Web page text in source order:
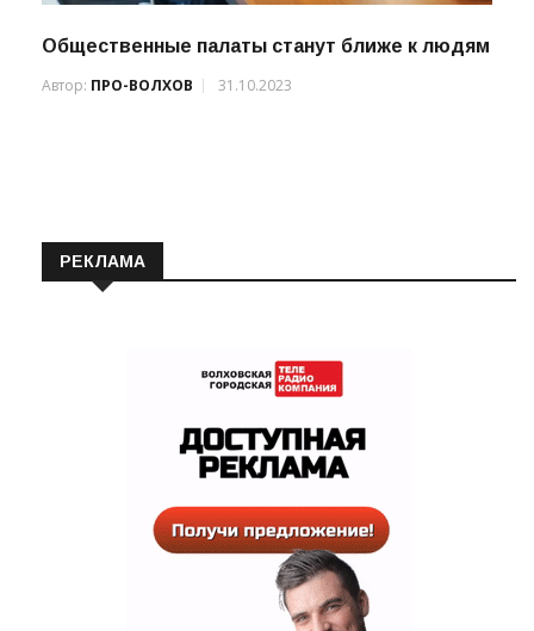
Общественные палаты станут ближе к людям